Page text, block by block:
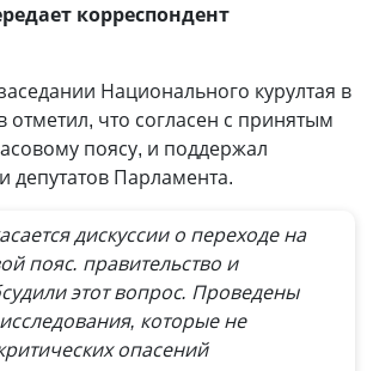
корреспондент
Национального курултая в
отметил, что согласен с принятым
поясу, и поддержал
депутатов Парламента.
дискуссии о переходе на
пояс. правительство и
этот вопрос. Проведены
которые не
опасений